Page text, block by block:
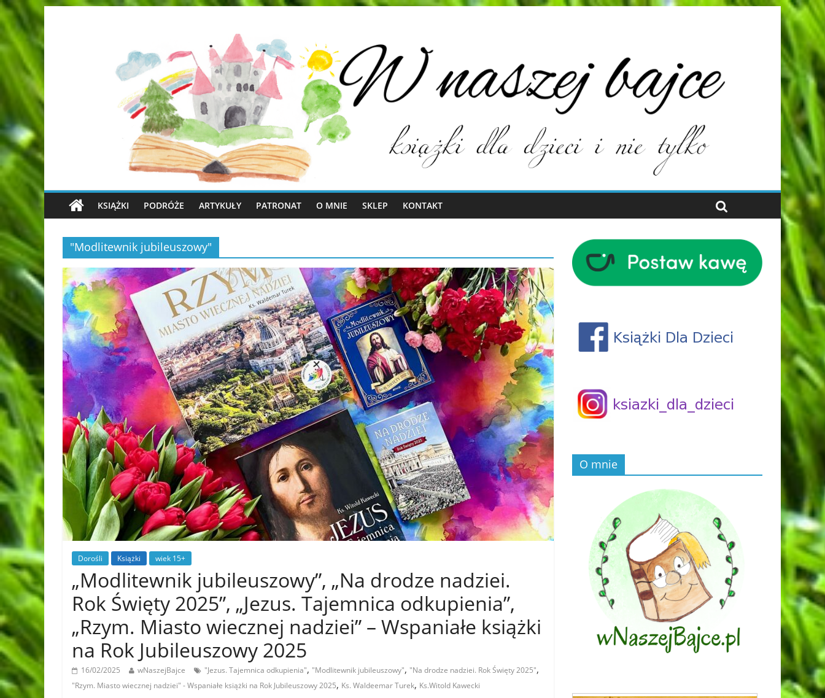
KSIĄŻKI PODRÓŻE ARTYKUŁY PATRONAT O MNIE SKLEP KONTAKT
"Modlitewnik jubileuszowy"
Dorośli Książki wiek 15+
„Modlitewnik jubileuszowy”, „Na drodze nadziei.
Rok Święty 2025”, „Jezus. Tajemnica odkupienia”,
„Rzym. Miasto wiecznej nadziei” – Wspaniałe książki
na Rok Jubileuszowy 2025
16/02/2025 wNaszejBajce "Jezus. Tajemnica odkupienia", "Modlitewnik jubileuszowy", "Na drodze nadziei. Rok Święty 2025",
"Rzym. Miasto wiecznej nadziei" - Wspaniałe książki na Rok Jubileuszowy 2025, Ks. Waldeemar Turek, Ks.Witold Kawecki
O mnie